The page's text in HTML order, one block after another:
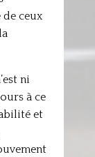
ceux
ni
à ce
et